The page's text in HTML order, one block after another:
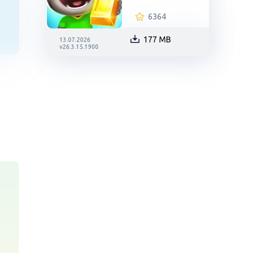
6364
13.07.2026
v26.3.15.1900
177 MB